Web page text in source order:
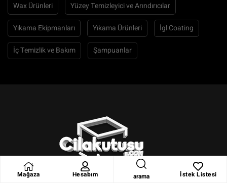
Mağaza Hesabım arama İstek Listesi
Wax Ürünleri Yüzey Temizleyici ve Arındırıcılar
Yıkama Ekipmanları Yıkama Ürünleri İgl Coating
İç Temizlik ve Bakım Şampuanlar